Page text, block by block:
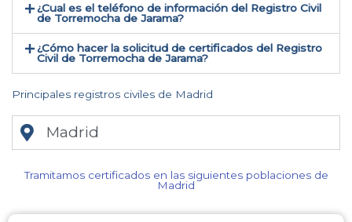
¿Cual es el teléfono de información del Registro Civil
de Torremocha de Jarama​?
¿Cómo hacer la solicitud de certificados del Registro
Civil de Torremocha de Jarama​?
Principales registros civiles de Madrid
Madrid
Tramitamos certificados en las siguientes poblaciones de
Madrid​